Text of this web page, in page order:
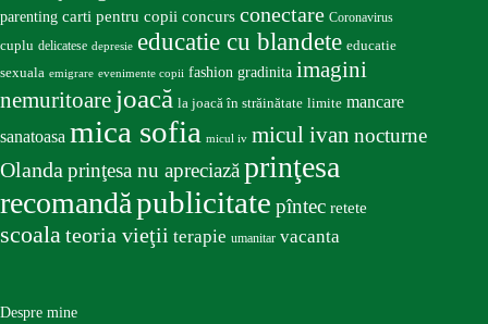
parenting carti pentru copii concurs conectare Coronavirus
cuplu delicatese depresie educatie cu blandete educatie
sexuala emigrare evenimente copii fashion gradinita imagini
nemuritoare joacă la joacă în străinătate limite mancare
sanatoasa mica sofia micul iv micul ivan nocturne
Olandaprinţesa nu apreciazăprinţesa
recomandăpublicitate pîntec retete
scoalateoria vieţii terapie umanitar vacanta
Despre mine